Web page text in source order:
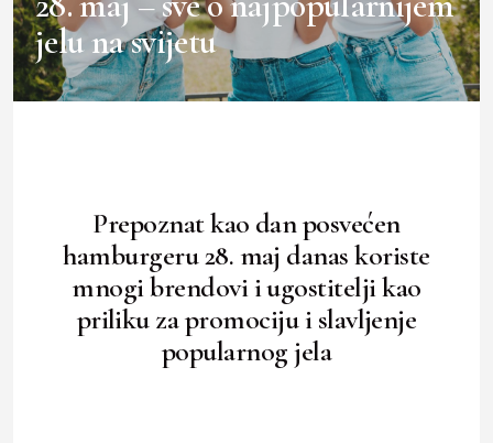
jelu na svijetu
Prepoznat kao dan posvećen
hamburgeru 28. maj danas koriste
mnogi brendovi i ugostitelji kao
priliku za promociju i slavljenje
popularnog jela